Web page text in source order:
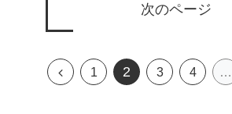
次のページ
前
1 2 3 4 …